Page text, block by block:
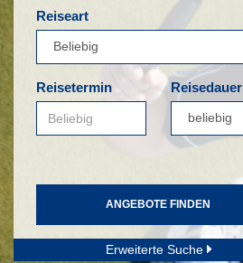
Reiseart
Reisetermin Reisedauer
ANGEBOTE FINDEN
Erweiterte Suche